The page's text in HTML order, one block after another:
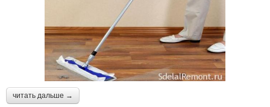
читать дальше →